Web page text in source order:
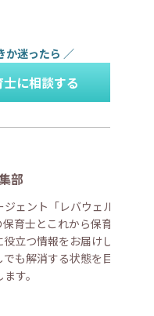
か迷ったら ／
に相談する
部
ェント「レバウェル保
育士とこれから保育士
立つ情報をお届けしま
も解消する状態を目指
す。